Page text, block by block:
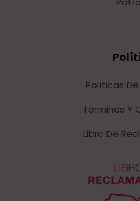
Políticas
Términos Y
Libro De